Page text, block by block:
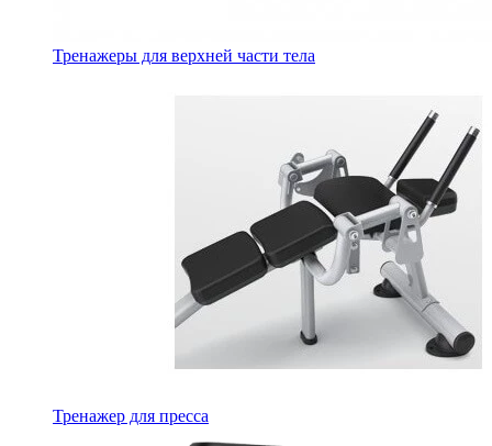
Тренажеры для верхней части тела
Тренажер для пресса